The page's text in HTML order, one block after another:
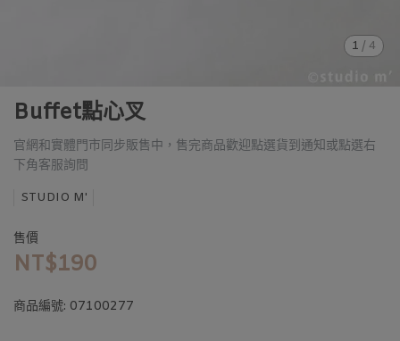
1 / 4
Buffet點心叉
官網和實體門市同步販售中，售完商品歡迎點選貨到通知或點選右
下角客服詢問
STUDIO M'
售價
NT$190
商品編號: 07100277